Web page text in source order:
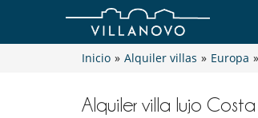
Inicio » Alquiler villas » Europa »
Alquiler villa lujo